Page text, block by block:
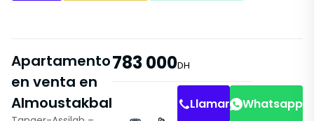
Apartamento
en venta en
Almoustakbal
783 000DH
Llamar Whatsapp